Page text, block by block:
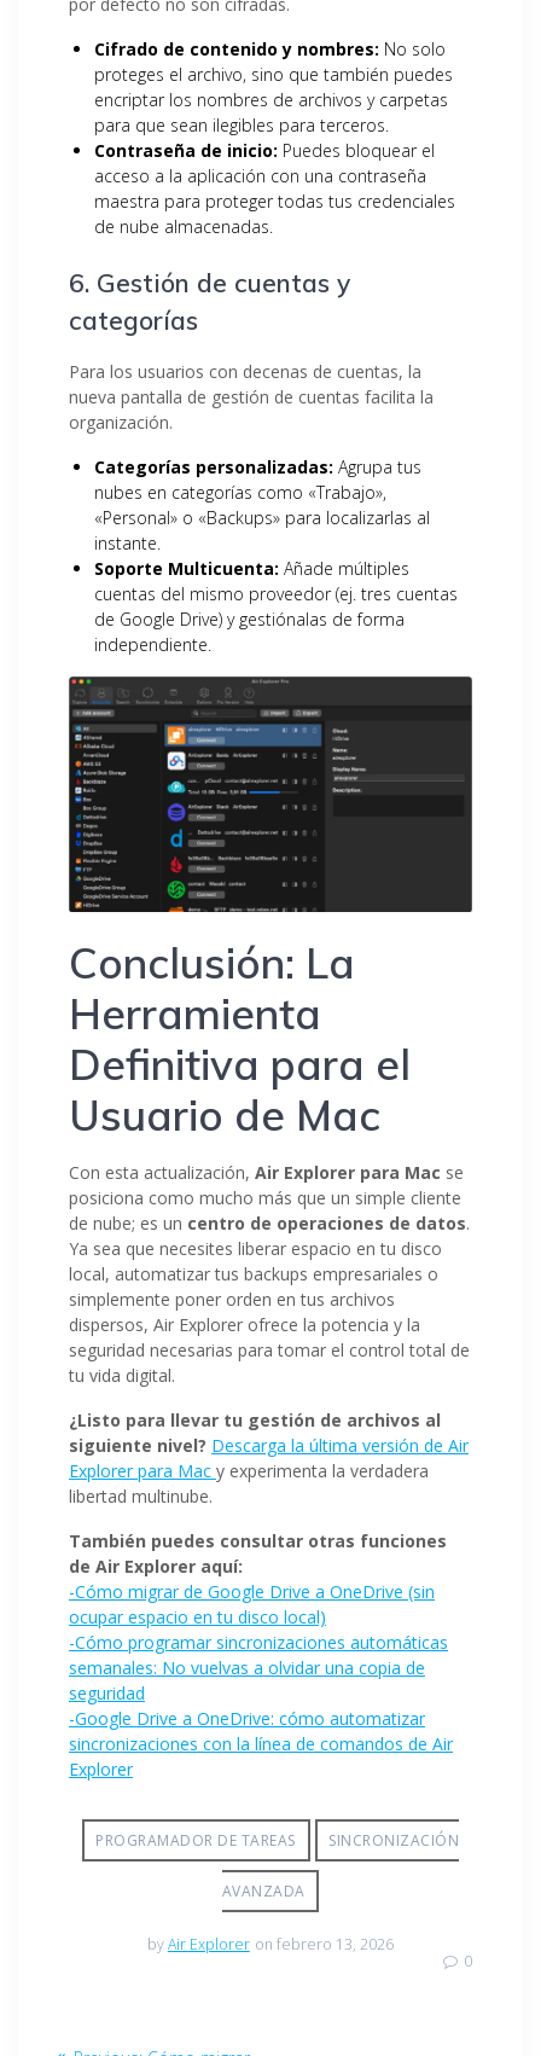
Cifrado de contenido y nombres: No solo
proteges el archivo, sino que también puedes
encriptar los nombres de archivos y carpetas
para que sean ilegibles para terceros.
Contraseña de inicio: Puedes bloquear el
acceso a la aplicación con una contraseña
maestra para proteger todas tus credenciales
de nube almacenadas.
6. Gestión de cuentas y
categorías
Para los usuarios con decenas de cuentas, la
nueva pantalla de gestión de cuentas facilita la
organización.
Categorías personalizadas: Agrupa tus
nubes en categorías como «Trabajo»,
«Personal» o «Backups» para localizarlas al
instante.
Soporte Multicuenta: Añade múltiples
cuentas del mismo proveedor (ej. tres cuentas
de Google Drive) y gestiónalas de forma
independiente.
Conclusión: La
Herramienta
Definitiva para el
Usuario de Mac
Con esta actualización, Air Explorer para Mac se
posiciona como mucho más que un simple cliente
de nube; es un centro de operaciones de datos.
Ya sea que necesites liberar espacio en tu disco
local, automatizar tus backups empresariales o
simplemente poner orden en tus archivos
dispersos, Air Explorer ofrece la potencia y la
seguridad necesarias para tomar el control total de
tu vida digital.
¿Listo para llevar tu gestión de archivos al
siguiente nivel? Descarga la última versión de Air
Explorer para Mac y experimenta la verdadera
libertad multinube.
También puedes consultar otras funciones
de Air Explorer aquí:
-Cómo migrar de Google Drive a OneDrive (sin
ocupar espacio en tu disco local)
-Cómo programar sincronizaciones automáticas
semanales: No vuelvas a olvidar una copia de
seguridad
-Google Drive a OneDrive: cómo automatizar
sincronizaciones con la línea de comandos de Air
Explorer
PROGRAMADOR DE TAREAS SINCRONIZACIÓN
AVANZADA
byAir Explorer on febrero 13, 2026
0